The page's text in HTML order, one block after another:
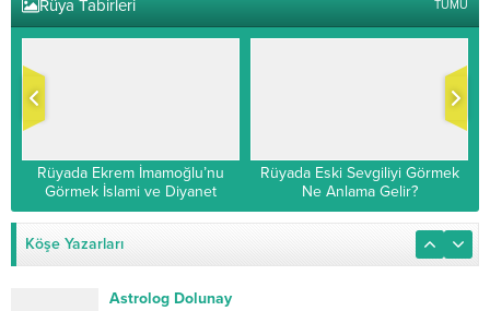
Rüya Tabirleri TÜMÜ
Rüyada Ekrem İmamoğlu’nu
Görmek İslami ve Diyanet
Yorumu
Rüyada Eski Sevgiliyi Görmek
Ne Anlama Gelir?
Köşe Yazarları
Astrolog Dolunay